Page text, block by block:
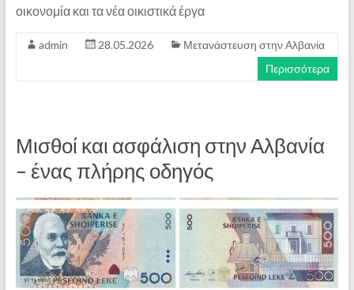
οικονομία και τα νέα οικιστικά έργα
admin 28.05.2026
Μετανάστευση στην Αλβανία
Περισσότερα
Μισθοί και ασφάλιση στην Αλβανία
– ένας πλήρης οδηγός